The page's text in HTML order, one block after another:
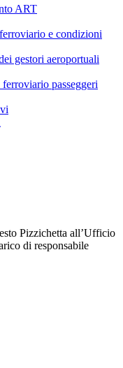
ART
e condizioni
gestori aeroportuali
passeggeri
Pizzichetta all’Ufficio
di responsabile